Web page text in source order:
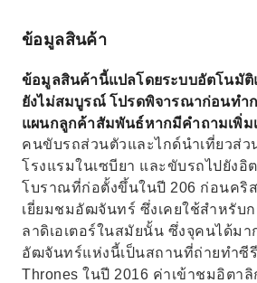
ข้อมูลสินค้า
ข้อมูลสินค้านี้แปลโดยระบบอัตโนมั
ยังไม่สมบูรณ์ โปรดพิจารณาก่อนทำ
แผนกลูกค้าสัมพันธ์หากมีคำถามเพิ่ม
คนขับรถส่วนตัวและไกด์นำเที่ยวส่
โรงแรมในเซบียา และขับรถไปยังอิ
โบราณที่ก่อตั้งขึ้นในปี 206 ก่อนคริ
เยี่ยมชมอัฒจันทร์ ซึ่งเคยใช้สำหรับ
ลาดิเอเตอร์ในสมัยนั้น ซึ่งจุคนได้มา
อัฒจันทร์แห่งนี้เป็นสถานที่ถ่ายทำซีรี
Thrones ในปี 2016 ค่าเข้าชมอิตา